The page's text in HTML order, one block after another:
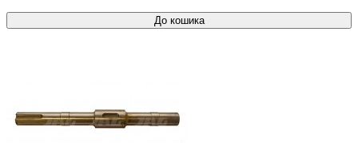
До кошика